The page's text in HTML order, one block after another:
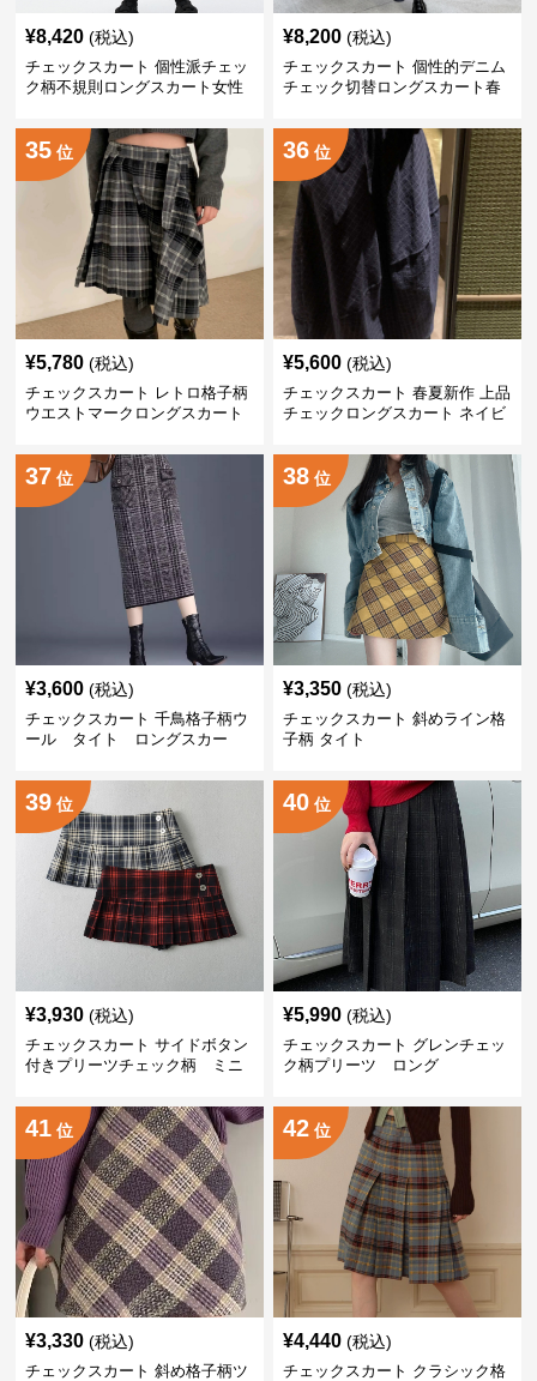
¥8,420 (税込)
チェックスカート 個性派チェッ
ク柄不規則ロングスカート女性
¥8,200 (税込)
チェックスカート 個性的デニム
チェック切替ロングスカート春
35 位
¥5,780 (税込)
チェックスカート レトロ格子柄
ウエストマークロングスカート
36 位
¥5,600 (税込)
チェックスカート 春夏新作 上品
チェックロングスカート ネイビ
37 位
¥3,600 (税込)
チェックスカート 千鳥格子柄ウ
ール タイト ロングスカー
38 位
¥3,350 (税込)
チェックスカート 斜めライン格
子柄 タイト
39 位
¥3,930 (税込)
チェックスカート サイドボタン
付きプリーツチェック柄 ミニ
40 位
¥5,990 (税込)
チェックスカート グレンチェッ
ク柄プリーツ ロング
41 位
¥3,330 (税込)
チェックスカート 斜め格子柄ツ
42 位
¥4,440 (税込)
チェックスカート クラシック格